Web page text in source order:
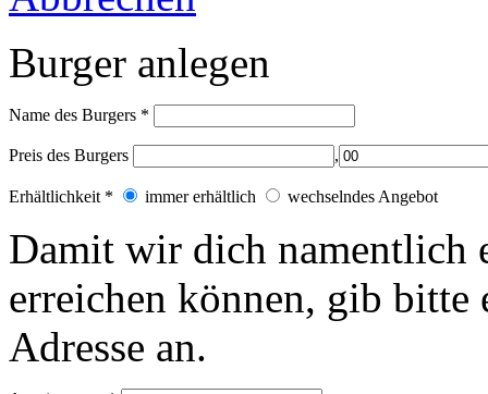
Burger anlegen
Name des Burgers *
Preis des Burgers ,
Erhältlichkeit * immer erhältlich wechselndes Angebot
Damit wir dich namentlich
erreichen können, gib
Adresse an.